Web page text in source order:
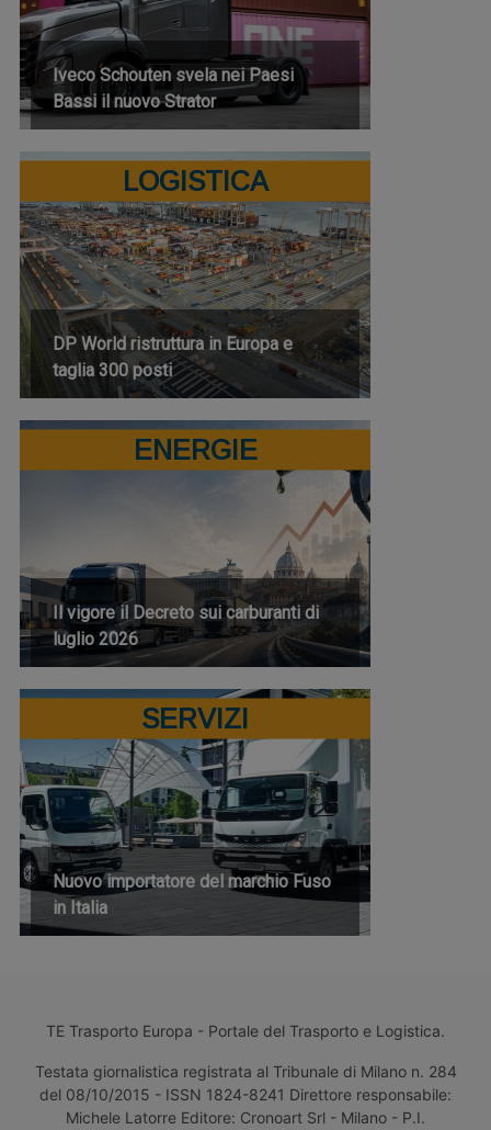
Iveco Schouten svela nei Paesi
Bassi il nuovo Strator
LOGISTICA
DP World ristruttura in Europa e
taglia 300 posti
ENERGIE
Il vigore il Decreto sui carburanti di
luglio 2026
SERVIZI
Nuovo importatore del marchio Fuso
in Italia
TE Trasporto Europa - Portale del Trasporto e Logistica.
Testata giornalistica registrata al Tribunale di Milano n. 284
del 08/10/2015 - ISSN 1824-8241 Direttore responsabile:
Michele Latorre Editore: Cronoart Srl - Milano - P.I.